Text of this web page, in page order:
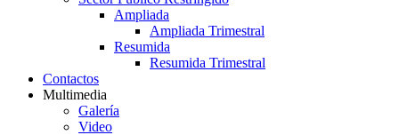
Ampliada
Ampliada Trimestral
Resumida
Resumida Trimestral
Contactos
Multimedia
Galería
Video